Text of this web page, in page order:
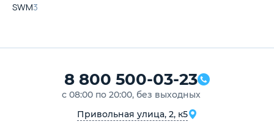
SWM3
8 800 500-03-23
с 08:00 по 20:00, без выходных
Привольная улица, 2, к5